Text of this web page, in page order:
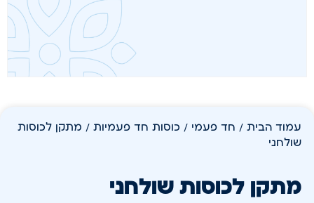
עמוד הבית / חד פעמי / כוסות חד פעמיות / מתקן לכוסות
שולחני
מתקן לכוסות שולחני